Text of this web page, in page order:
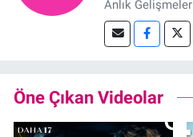
Anlık Gelişmeler
Öne Çıkan Videolar